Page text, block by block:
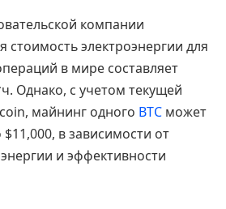
компании
стоимость электроэнергии для
в мире составляет
Однако, с учетом текущей
майнинг одного BTC может
$11,000, в зависимости от
и эффективности